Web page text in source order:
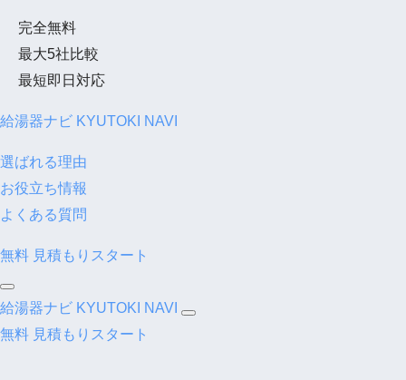
完全無料
最大5社比較
最短即日対応
給湯器ナビ KYUTOKI NAVI
選ばれる理由
お役立ち情報
よくある質問
無料 見積もりスタート
給湯器ナビ KYUTOKI NAVI
無料 見積もりスタート